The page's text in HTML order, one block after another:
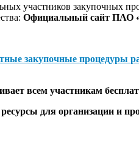
участников закупочных
Официальный сайт ПАО
закупочные процедуры
всем участникам
для организации и